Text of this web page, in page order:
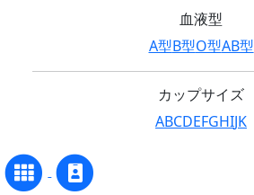
血液型
A型B型O型AB型
カップサイズ
ABCDEFGHIJK